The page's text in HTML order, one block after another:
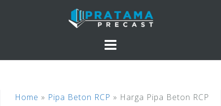
Home » Pipa Beton RCP » Harga Pipa Beton RCP